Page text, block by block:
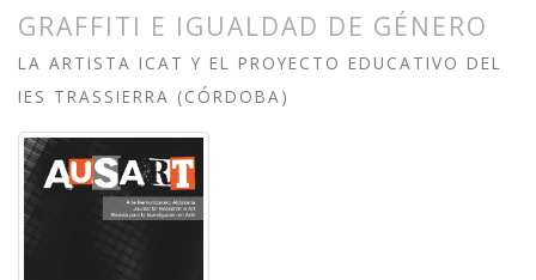
GRAFFITI E IGUALDAD DE GÉNERO
LA ARTISTA ICAT Y EL PROYECTO EDUCATIVO DEL
IES TRASSIERRA (CÓRDOBA)